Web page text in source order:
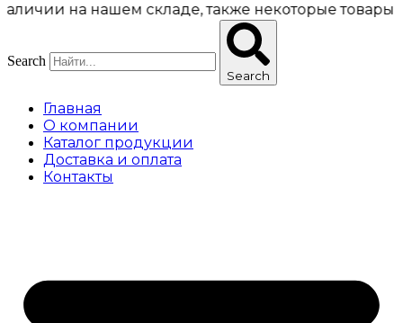
на нашем складе, также некоторые товары
Search
Search
Главная
О компании
Каталог продукции
Доставка и оплата
Контакты